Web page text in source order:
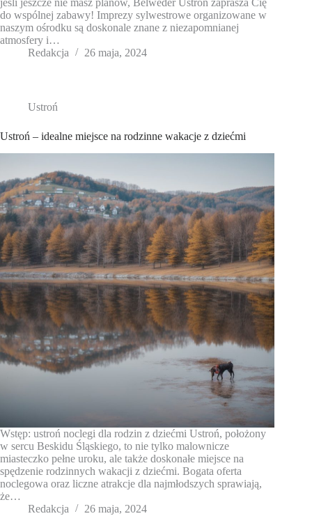
jeśli jeszcze nie masz planów, Belweder Ustroń zaprasza Cię
do wspólnej zabawy! Imprezy sylwestrowe organizowane w
naszym ośrodku są doskonale znane z niezapomnianej
atmosfery i…
Redakcja
26 maja, 2024
Ustroń
Ustroń – idealne miejsce na rodzinne wakacje z dziećmi
Wstęp: ustroń noclegi dla rodzin z dziećmi Ustroń, położony
w sercu Beskidu Śląskiego, to nie tylko malownicze
miasteczko pełne uroku, ale także doskonałe miejsce na
spędzenie rodzinnych wakacji z dziećmi. Bogata oferta
noclegowa oraz liczne atrakcje dla najmłodszych sprawiają,
że…
Redakcja
26 maja, 2024